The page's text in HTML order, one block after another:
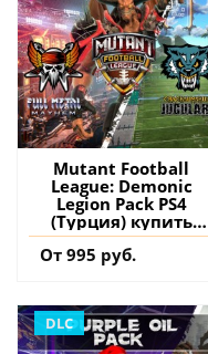
Mutant Football
League: Demonic
Legion Pack PS4
(Турция) купить
дополнение на
аккаунт
От 995 руб.
DLC